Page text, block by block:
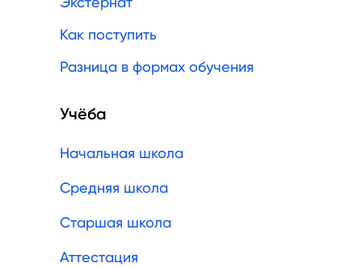
Как поступить
Разница в формах обучения
Учёба
Начальная школа
Средняя школа
Старшая школа
Аттестация